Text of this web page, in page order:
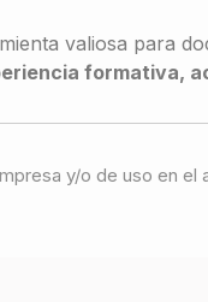
valiosa para
formativa,
y/o de uso en